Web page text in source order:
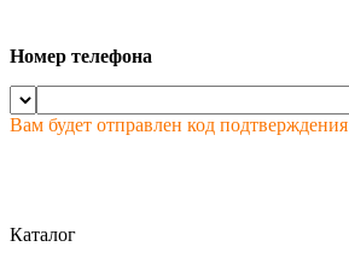
Номер телефона
Вам будет отправлен код подтверждения
Каталог